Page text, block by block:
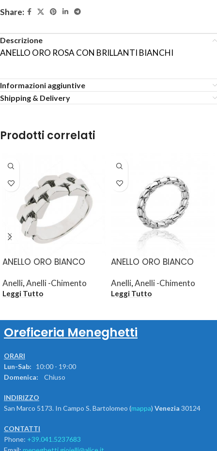
Share:
Descrizione
ANELLO ORO ROSA CON BRILLANTI BIANCHI
Informazioni aggiuntive
Shipping & Delivery
Prodotti correlati
ANELLO ORO BIANCO
Anelli,Anelli -Chimento
Leggi Tutto
ANELLO ORO BIANCO
Anelli,Anelli -Chimento
Leggi Tutto
Oreficeria Meneghetti
ORARI
Lun-Sab: 10:00 - 19:00
Domenica:
Chiuso
INDIRIZZO
San Marco 5173. In Campo S. Bartolomeo (mappa) Venezia 30124
CONTATTI
Phone: +39.041.5237683